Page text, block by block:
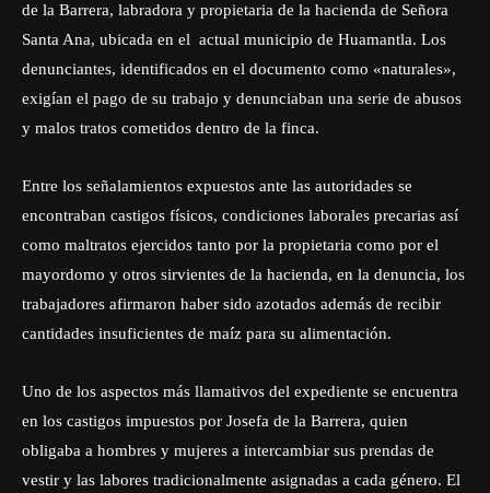
de la Barrera, labradora y propietaria de la hacienda de Señora
Santa Ana, ubicada en el actual municipio de Huamantla. Los
denunciantes, identificados en el documento como «naturales»,
exigían el pago de su trabajo y denunciaban una serie de abusos
y malos tratos cometidos dentro de la finca.
Entre los señalamientos expuestos ante las autoridades se
encontraban castigos físicos, condiciones laborales precarias así
como maltratos ejercidos tanto por la propietaria como por el
mayordomo y otros sirvientes de la hacienda, en la denuncia, los
trabajadores afirmaron haber sido azotados además de recibir
cantidades insuficientes de maíz para su alimentación.
Uno de los aspectos más llamativos del expediente se encuentra
en los castigos impuestos por Josefa de la Barrera, quien
obligaba a hombres y mujeres a intercambiar sus prendas de
vestir y las labores tradicionalmente asignadas a cada género. El